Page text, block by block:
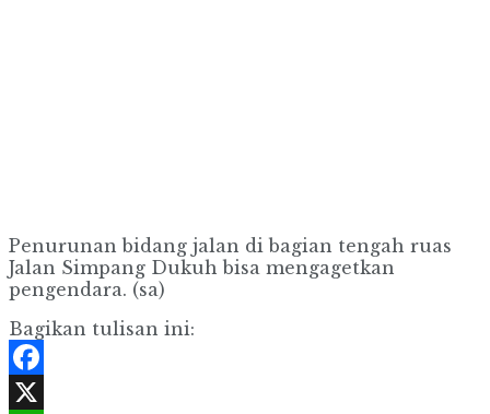
Penurunan bidang jalan di bagian tengah ruas
Jalan Simpang Dukuh bisa mengagetkan
pengendara. (sa)
Bagikan tulisan ini:
Facebook